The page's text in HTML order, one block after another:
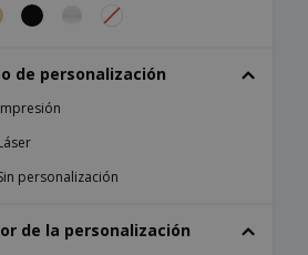
Vitrina transparente de metacrilato
de personalización
personalización
de la personalización